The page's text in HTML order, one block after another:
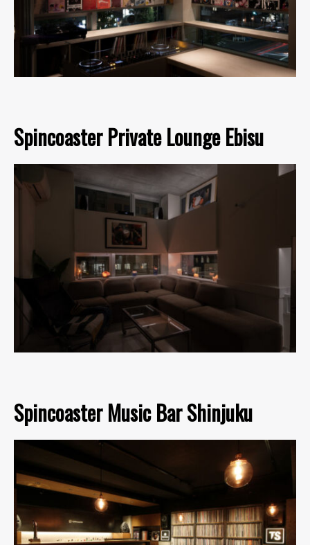
Spincoaster Private Lounge Ebisu
Spincoaster Music Bar Shinjuku